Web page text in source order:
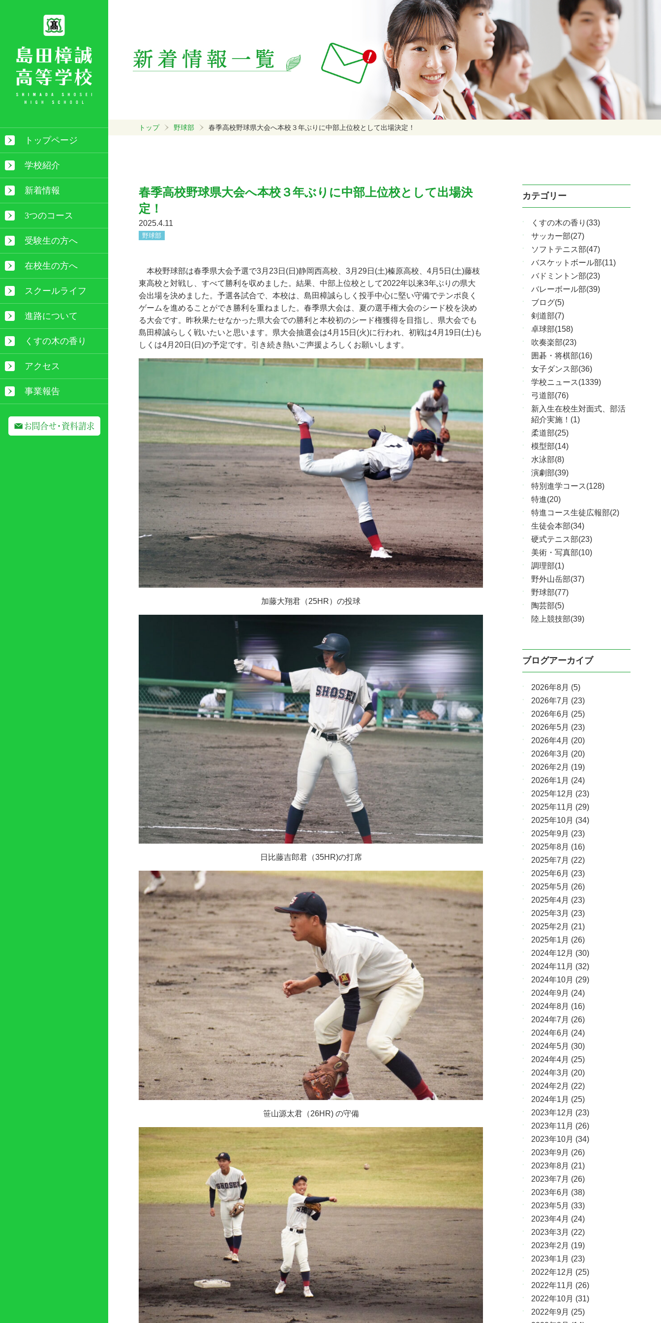
トップページ
学校紹介
新着情報
3つのコース
受験生の方へ
在校生の方へ
スクールライフ
進路について
くすの木の香り
アクセス
事業報告
トップ 野球部 春季高校野球県大会へ本校３年ぶりに中部上位校として出場決定！
春季高校野球県大会へ本校３年ぶりに中部上位校として出場決
定！
2025.4.11
野球部
本校野球部は春季県大会予選で3月 23日 (日 )静岡西高校、 3月 29日 (土)榛原高校、 4月 5日 (土)藤枝
東高校と対戦し、すべて勝利を収めました。結果、中部上位校として2022年以来3年ぶりの県大
会出場を決めました。予選各試合で、本校は、島田樟誠らしく投手中心に堅い守備でテンポ良く
ゲームを進めることができ勝利を重ねました。春季県大会は、夏の選手権大会のシード校を決め
る大会です。昨秋果たせなかった県大会での勝利と本校初のシード権獲得を目指し、県大会でも
島田樟誠らしく戦いたいと思います。県大会抽選会は4月 15日 (火)に行われ、初戦は4月 19日 (土)も
しくは4月 20日 (日 )の予定です。引き続き熱いご声援よろしくお願いします。
加藤大翔君（25HR）の投球
日比藤吉郎君（35HR)の打席
笹山源太君（26HR) の守備
カテゴリー
くすの木の香り(33)
サッカー部(27)
ソフトテニス部(47)
バスケットボール部(11)
バドミントン部(23)
バレーボール部(39)
ブログ(5)
剣道部(7)
卓球部(158)
吹奏楽部(23)
囲碁・将棋部(16)
女子ダンス部(36)
学校ニュース(1339)
弓道部(76)
新入生在校生対面式、部活
紹介実施！(1)
柔道部(25)
模型部(14)
水泳部(8)
演劇部(39)
特別進学コース(128)
特進(20)
特進コース生徒広報部(2)
生徒会本部(34)
硬式テニス部(23)
美術・写真部(10)
調理部(1)
野外山岳部(37)
野球部(77)
陶芸部(5)
陸上競技部(39)
ブログアーカイブ
2026年8月 (5)
2026年7月 (23)
2026年6月 (25)
2026年5月 (23)
2026年4月 (20)
2026年3月 (20)
2026年2月 (19)
2026年1月 (24)
2025年12月 (23)
2025年11月 (29)
2025年10月 (34)
2025年9月 (23)
2025年8月 (16)
2025年7月 (22)
2025年6月 (23)
2025年5月 (26)
2025年4月 (23)
2025年3月 (23)
2025年2月 (21)
2025年1月 (26)
2024年12月 (30)
2024年11月 (32)
2024年10月 (29)
2024年9月 (24)
2024年8月 (16)
2024年7月 (26)
2024年6月 (24)
2024年5月 (30)
2024年4月 (25)
2024年3月 (20)
2024年2月 (22)
2024年1月 (25)
2023年12月 (23)
2023年11月 (26)
2023年10月 (34)
2023年9月 (26)
2023年8月 (21)
2023年7月 (26)
2023年6月 (38)
2023年5月 (33)
2023年4月 (24)
2023年3月 (22)
2023年2月 (19)
2023年1月 (23)
2022年12月 (25)
2022年11月 (26)
2022年10月 (31)
2022年9月 (25)